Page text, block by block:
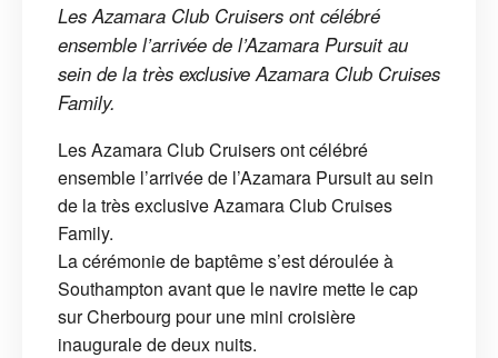
Les Azamara Club Cruisers ont célébré
ensemble l’arrivée de l’Azamara Pursuit au
sein de la très exclusive Azamara Club Cruises
Family.
Les Azamara Club Cruisers ont célébré
ensemble l’arrivée de l’Azamara Pursuit au sein
de la très exclusive Azamara Club Cruises
Family.
La cérémonie de baptême s’est déroulée à
Southampton avant que le navire mette le cap
sur Cherbourg pour une mini croisière
inaugurale de deux nuits.